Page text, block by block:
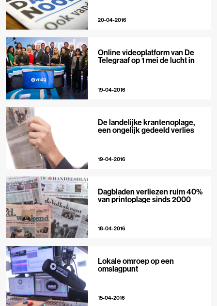
20-04-2016
Online videoplatform van De
Telegraaf op 1 mei de lucht in
19-04-2016
De landelijke krantenoplage,
een ongelijk gedeeld verlies
19-04-2016
Dagbladen verliezen ruim 40%
van printoplage sinds 2000
18-04-2016
Lokale omroep op een
omslagpunt
15-04-2016